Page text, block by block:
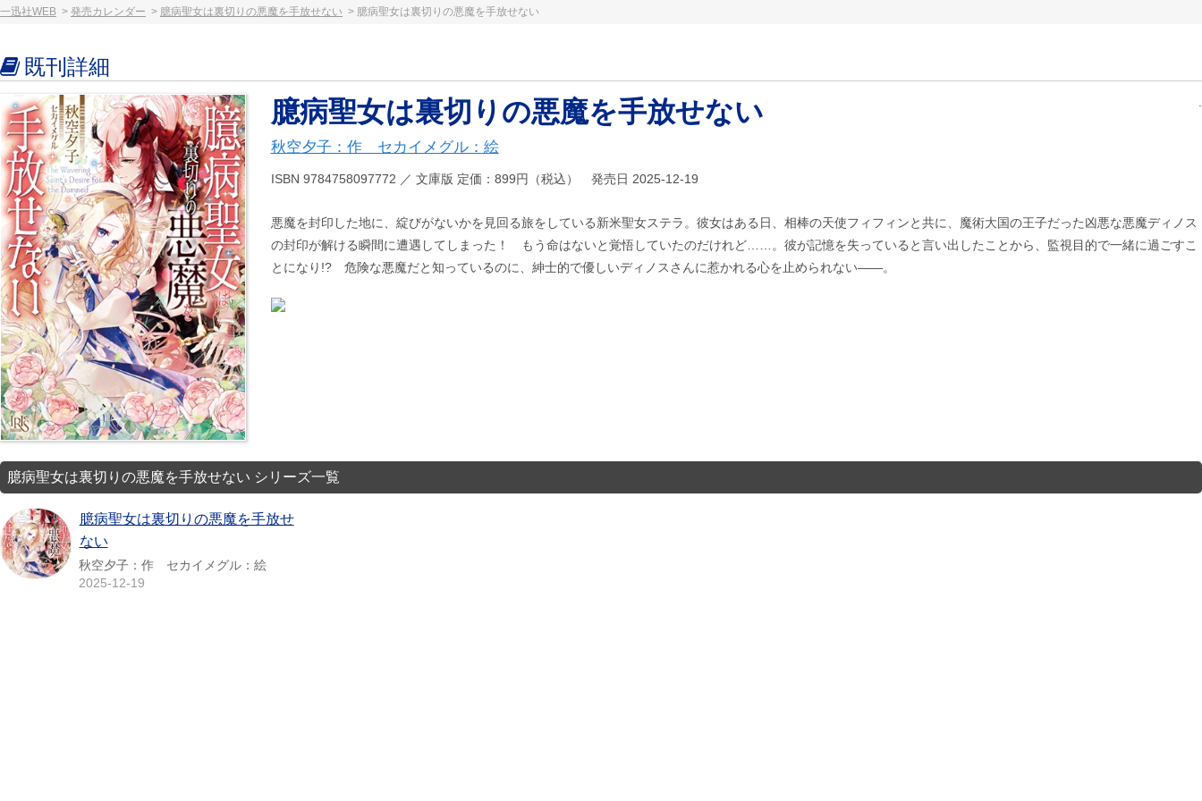
一迅社WEB 発売カレンダー 臆病聖女は裏切りの悪魔を手放せない 臆病聖女は裏切りの悪魔を手放せない
既刊詳細
臆病聖女は裏切りの悪魔を手放せない
秋空夕子：作 セカイメグル：絵
ISBN 9784758097772 ／ 文庫版 定価：899円（税込） 発売日 2025-12-19
悪魔を封印した地に、綻びがないかを見回る旅をしている新米聖女ステラ。彼女はある日、相棒の天使フィフィンと共に、魔術大国の王子だった凶悪な悪魔ディノス
の封印が解ける瞬間に遭遇してしまった！ もう命はないと覚悟していたのだけれど……。彼が記憶を失っていると言い出したことから、監視目的で一緒に過ごすこ
とになり!? 危険な悪魔だと知っているのに、紳士的で優しいディノスさんに惹かれる心を止められない――。
臆病聖女は裏切りの悪魔を手放せない シリーズ一覧
臆病聖女は裏切りの悪魔を手放せ
ない
秋空夕子：作 セカイメグル：絵
2025-12-19